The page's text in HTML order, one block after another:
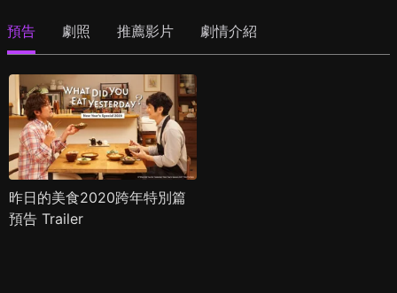
預告 劇照 推薦影片 劇情介紹
昨日的美食2020跨年特別篇
預告 Trailer